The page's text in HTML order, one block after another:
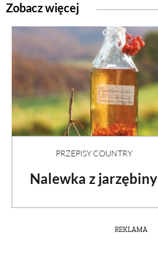
Zobacz więcej
PRZEPISY COUNTRY
Nalewka z jarzębiny
REKLAMA